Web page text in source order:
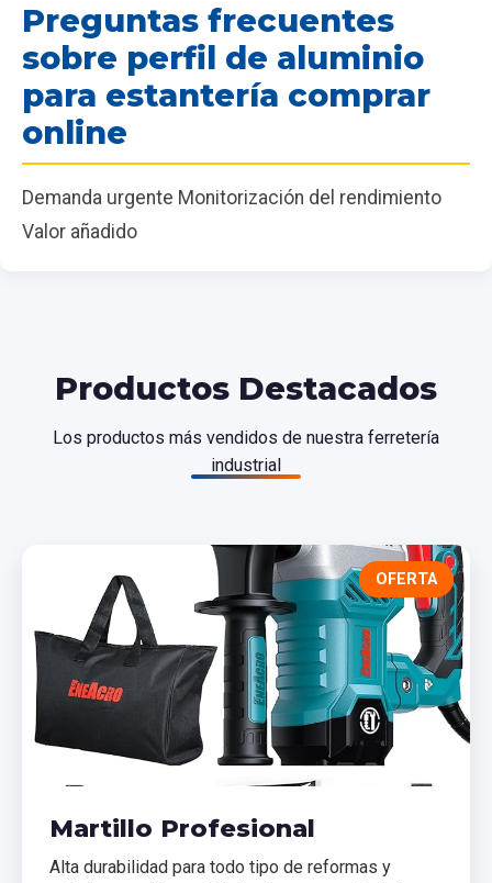
Preguntas frecuentes
sobre perfil de aluminio
para estantería comprar
online
Demanda urgente Monitorización del rendimiento
Valor añadido
Productos Destacados
Los productos más vendidos de nuestra ferretería
industrial
OFERTA
Martillo Profesional
Alta durabilidad para todo tipo de reformas y